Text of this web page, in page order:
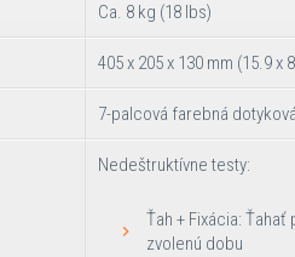
Ca. 8 kg (18 lbs)
405 x 205 x 130 mm (15.9 x
7-palcová farebná
Nedeštruktívne testy:
Ťah + Fixácia:
zvolenú dobu